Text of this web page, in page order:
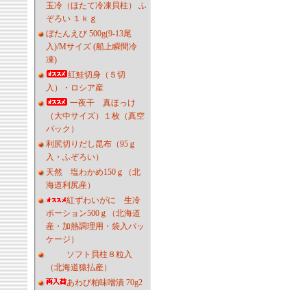
玉冷（ほたて冷凍貝柱） ふ
ぞろい １ｋｇ
ぼたんえび 500g(9-13尾
入)/Mサイズ (船上瞬間冷
凍)
紅鮭切身（５切
入）・ロシア産
一夜干 真ほっけ
（大中サイズ）１枚（真空
パック）
利尻切りだし昆布（95ｇ
入・ふぞろい）
天然 塩わかめ150ｇ（北
海道利尻産）
紅ずわいがに 生冷
ポーション500ｇ（北海道
産・加熱調理用・袋入パッ
ケージ）
ソフト貝柱８粒入
（北海道猿払産）
あわび粕味噌漬 70g2